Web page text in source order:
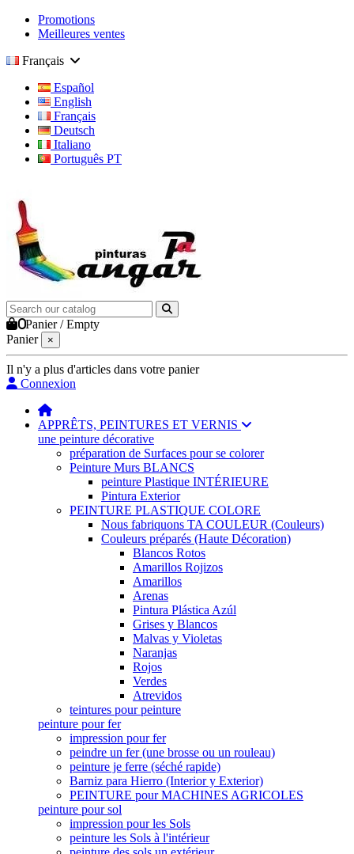
Promotions
Meilleures ventes
Français
Español
English
Français
Deutsch
Italiano
Português PT
0Panier /Empty
Panier
×
Il n'y a plus d'articles dans votre panier
Connexion
APPRÊTS, PEINTURES ET VERNIS
une peinture décorative
préparation de Surfaces pour se colorer
Peinture Murs BLANCS
peinture Plastique INTÉRIEURE
Pintura Exterior
PEINTURE PLASTIQUE COLORE
Nous fabriquons TA COULEUR (Couleurs)
Couleurs préparés (Haute Décoration)
Blancos Rotos
Amarillos Rojizos
Amarillos
Arenas
Pintura Plástica Azúl
Grises y Blancos
Malvas y Violetas
Naranjas
Rojos
Verdes
Atrevidos
teintures pour peinture
peinture pour fer
impression pour fer
peindre un fer (une brosse ou un rouleau)
peinture je ferre (séché rapide)
Barniz para Hierro (Interior y Exterior)
PEINTURE pour MACHINES AGRICOLES
peinture pour sol
impression pour les Sols
peinture les Sols à l'intérieur